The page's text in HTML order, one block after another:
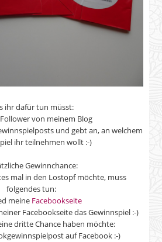
ihr dafür tun müsst:
von meinem Blog
und gebt an, an welchem
ihr teilnehmen wollt :-)
Gewinnchance:
mal in den Lostopf möchte, muss
folgendes tun:
meine Facebookseite
Facebookseite das Gewinnspiel :-)
dritte Chance haben möchte:
auf Facebook :-)